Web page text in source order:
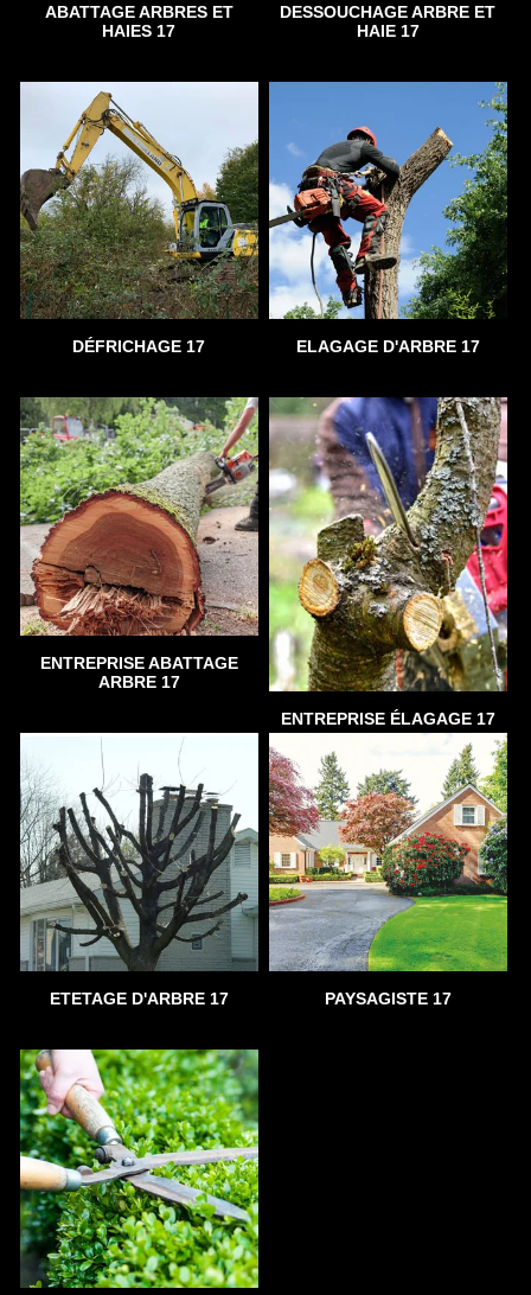
ABATTAGE ARBRES ET
HAIES 17
DESSOUCHAGE ARBRE ET
HAIE 17
DÉFRICHAGE 17 ELAGAGE D'ARBRE 17
ENTREPRISE ABATTAGE
ARBRE 17
ENTREPRISE ÉLAGAGE 17
ETETAGE D'ARBRE 17 PAYSAGISTE 17